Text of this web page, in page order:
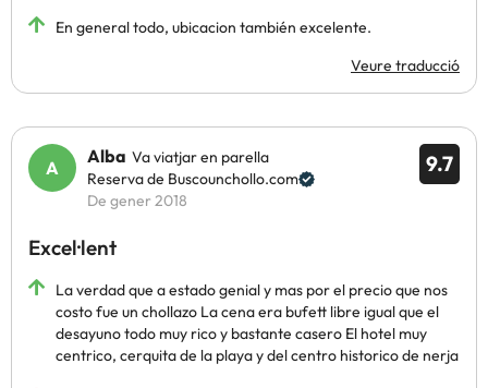
En general todo, ubicacion también excelente.
Veure traducció
9.7
Alba Va viatjar en parella
Reserva de Buscounchollo.com
De gener 2018
Excel·lent
La verdad que a estado genial y mas por el precio que nos
costo fue un chollazo La cena era bufett libre igual que el
desayuno todo muy rico y bastante casero El hotel muy
centrico, cerquita de la playa y del centro historico de nerja